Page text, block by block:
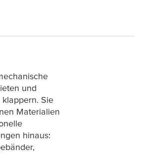
und
Sie
Materialien
hinaus: